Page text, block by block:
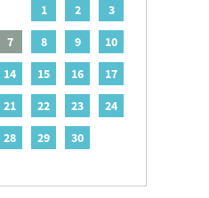
1
2
3
7 8 9
10
14 15 16
17
21 22 23
24
28 29 30